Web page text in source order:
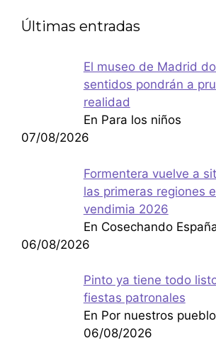
Últimas entradas
El museo de Madrid
sentidos pondrán a
realidad
En Para los niños
07/08/2026
Formentera vuelve a
las primeras regiones
vendimia 2026
En Cosechando
06/08/2026
Pinto ya tiene todo
fiestas patronales
En Por nuestros
06/08/2026